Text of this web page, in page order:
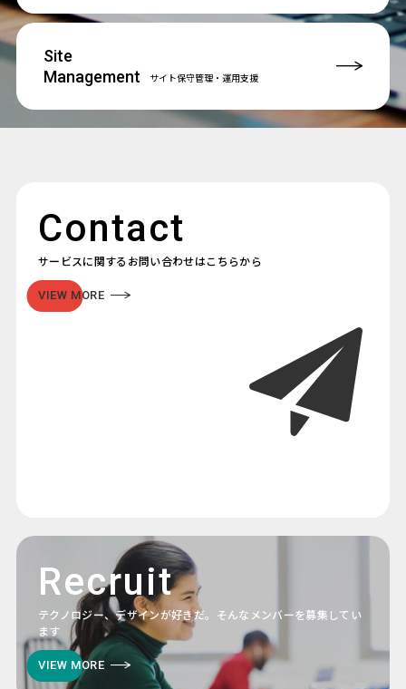
Site
Management
サイト保守管理・運用支援
Contact
サービスに関するお問い合わせはこちらから
VIEW MORE
Recruit
テクノロジー、デザインが好きだ。そんなメンバーを募集してい
ます
VIEW MORE